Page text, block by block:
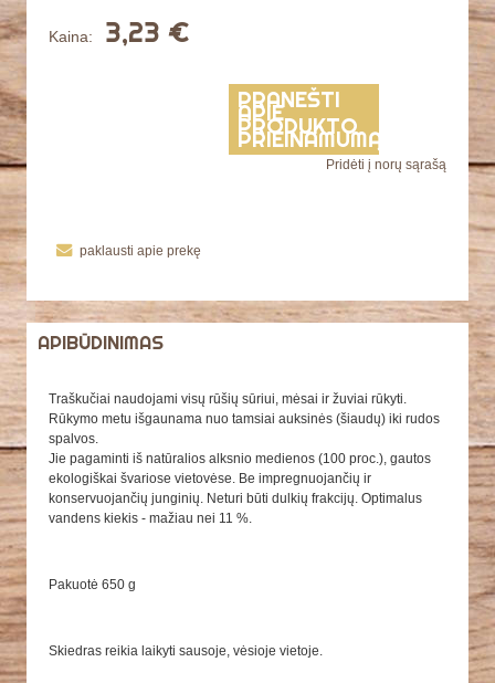
Kaina: 3,23 €
PRANEŠTI
APIE
PRODUKTO
PRIEINAMUMĄ
Pridėti į norų sąrašą
paklausti apie prekę
APIBŪDINIMAS
Traškučiai naudojami visų rūšių sūriui, mėsai ir žuviai rūkyti.
Rūkymo metu išgaunama nuo tamsiai auksinės (šiaudų) iki rudos
spalvos.
Jie pagaminti iš natūralios alksnio medienos (100 proc.), gautos
ekologiškai švariose vietovėse. Be impregnuojančių ir
konservuojančių junginių. Neturi būti dulkių frakcijų. Optimalus
vandens kiekis - mažiau nei 11 %.
Pakuotė 650 g
Skiedras reikia laikyti sausoje, vėsioje vietoje.